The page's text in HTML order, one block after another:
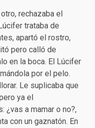
rechazaba el
trataba de
apartó el rostro,
pero calló de
en la boca. El Lúcifer
por el pelo.
Le suplicaba que
ya el
¿vas a mamar o no?,
con un gaznatón. En